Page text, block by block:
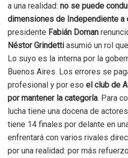
a una realidad: no se puede
dimensiones de Independiente a
presidente Fabián Doman
Néstor Grindetti asumió un rol
Lo suyo es la interna por la
Buenos Aires. Los errores se
profesional y por eso el club de
por mantener la categoría. Para
lucha tiene una docena de
tiene 14 finales por delante en
enfrentará con varios rivales
por una realidad: por más